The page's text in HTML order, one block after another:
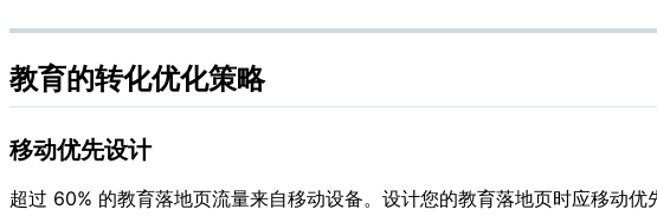
教育的转化优化策略
移动优先设计
超过 60% 的教育落地页流量来自移动设备。设计您的教育落地页时应移动优